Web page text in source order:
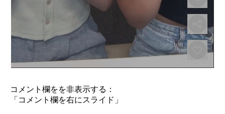
コメント欄をを非表示する：
「コメント欄を右にスライド」